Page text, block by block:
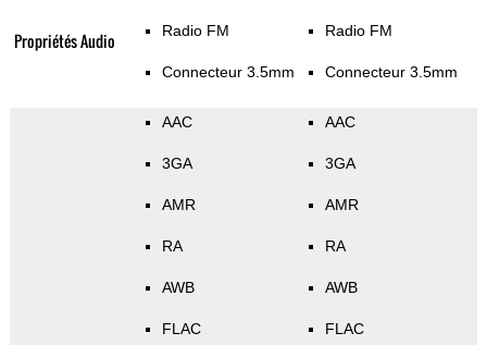
Propriétés Audio Radio FM
Connecteur 3.5mm
Radio FM
Connecteur 3.5mm
AAC
3GA
AMR
RA
AWB
FLAC
AAC
3GA
AMR
RA
AWB
FLAC